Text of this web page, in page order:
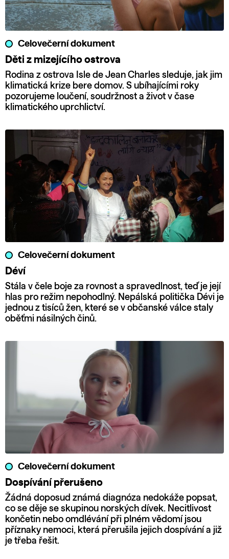
Celovečerní dokument
Děti z mizejícího ostrova
Rodina z ostrova Isle de Jean Charles sleduje, jak jim
klimatická krize bere domov. S ubíhajícími roky
pozorujeme loučení, soudržnost a život v čase
klimatického uprchlictví.
Celovečerní dokument
Déví
Stála v čele boje za rovnost a spravedlnost, teď je její
hlas pro režim nepohodlný. Nepálská politička Dévi je
jednou z tisíců žen, které se v občanské válce staly
oběťmi násilných činů.
Celovečerní dokument
Dospívání přerušeno
Žádná doposud známá diagnóza nedokáže popsat,
co se děje se skupinou norských dívek. Necitlivost
končetin nebo omdlévání při plném vědomí jsou
příznaky nemoci, která přerušila jejich dospívání a již
je třeba řešit.